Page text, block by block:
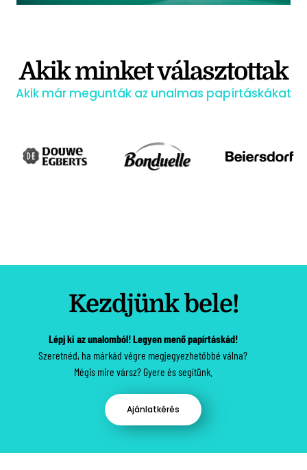
Akik minket választottak
Akik már megunták az unalmas papírtáskákat
Kezdjünk bele!
Lépj ki az unalomból! Legyen menő papírtáskád!
Szeretnéd, ha márkád végre megjegyezhetőbbé válna?
Mégis mire vársz? Gyere és segítünk.
Ajánlatkérés